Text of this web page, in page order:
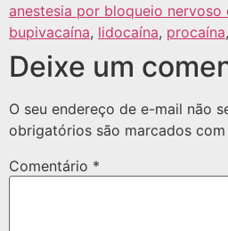
anestesia por bloqueio nervoso
bupivacaína, lidocaína, procaína,
Deixe um
O seu endereço de e-mail não
obrigatórios são marcados com
Comentário *